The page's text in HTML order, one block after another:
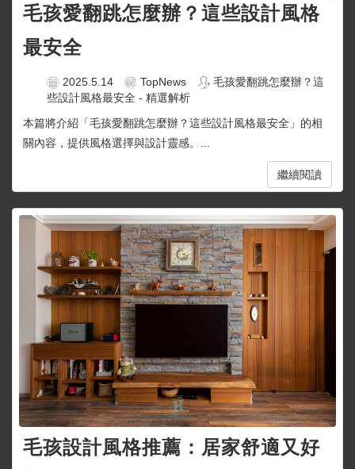
毛孩愛翻跳怎麼辦？這些設計風格
最安全
2025.5.14 TopNews
毛孩愛翻跳怎麼辦？這
些設計風格最安全 - 精選解析
本篇將介紹「毛孩愛翻跳怎麼辦？這些設計風格最安全」的相
關內容，提供風格選擇與設計靈感。...
繼續閱讀
毛孩設計風格推薦：居家舒適又好